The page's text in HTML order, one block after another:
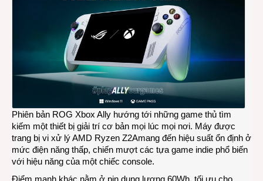
Phiên bản ROG Xbox Ally hướng tới những game thủ tìm
kiếm một thiết bị giải trí cơ bản mọi lúc mọi nơi. Máy được
trang bị vi xử lý AMD Ryzen Z2Amang đến hiệu suất ổn định ở
mức điện năng thấp, chiến mượt các tựa game indie phổ biến
với hiệu năng của một chiếc console.